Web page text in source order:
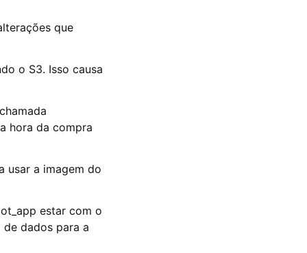
que
o S3. Isso causa
hora da compra
usar a imagem do
estar com o
dados para a